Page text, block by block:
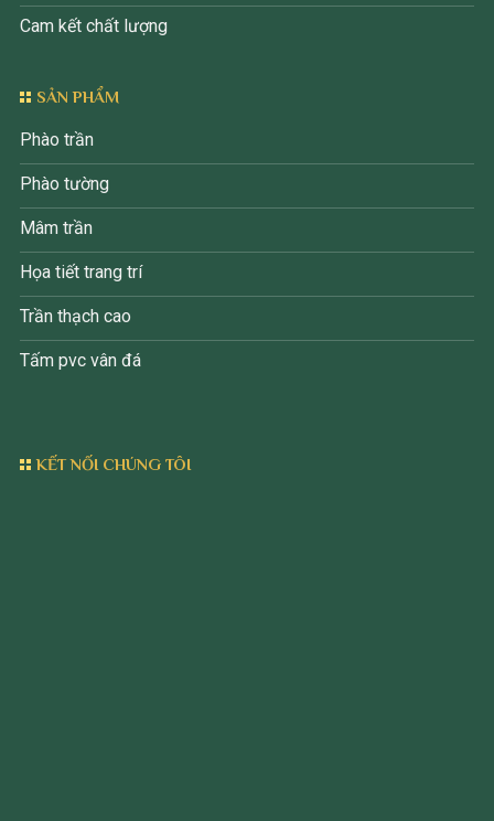
Cam kết chất lượng
SẢN PHẨM
Phào trần
Phào tường
Mâm trần
Họa tiết trang trí
Trần thạch cao
Tấm pvc vân đá
KẾT NỐI CHÚNG TÔI